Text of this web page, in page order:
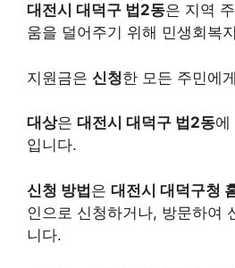
대전시 대덕구 법2동은 지역
움을 덜어주기 위해 민생회복
지원금은 신청한 모든 주민에게
대상은 대전시 대덕구 법2동에
입니다.
신청 방법은 대전시 대덕구청
인으로 신청하거나, 방문하여
니다.